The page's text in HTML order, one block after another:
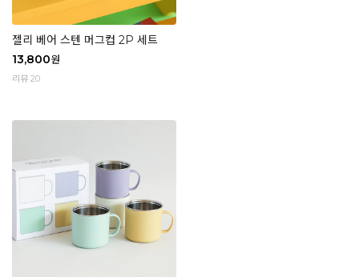
젤리 베어 스텐 머그컵 2P 세트
13,800원
리뷰 20